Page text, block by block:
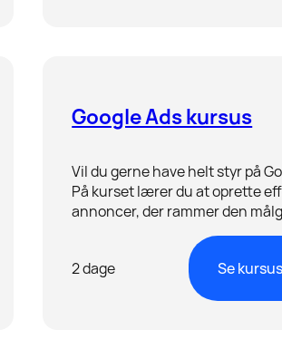
Google Ads kursus
Vil du gerne have helt styr på
På kurset lærer du at oprette
annoncer, der rammer den
som allerede efterspørger dine
2 dage
Se kursus